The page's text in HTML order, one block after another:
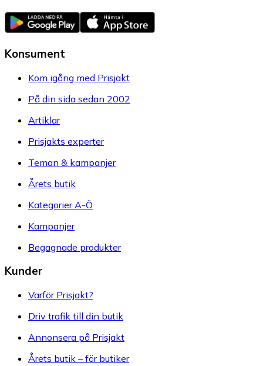
Konsument
Kom igång med Prisjakt
På din sida sedan 2002
Artiklar
Prisjakts experter
Teman & kampanjer
Årets butik
Kategorier A-Ö
Kampanjer
Begagnade produkter
Kunder
Varför Prisjakt?
Driv trafik till din butik
Annonsera på Prisjakt
Årets butik – för butiker